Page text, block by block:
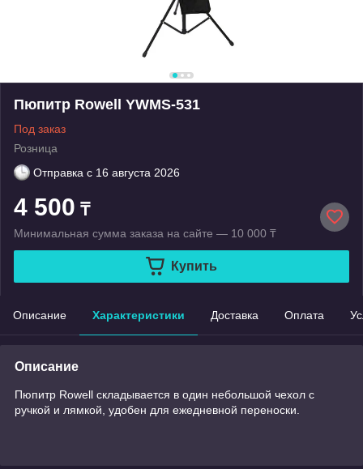
Пюпитр Rowell YWMS-531
Под заказ
Розница
Отправка с 16 августа 2026
4 500 ₸
Минимальная сумма заказа на сайте — 10 000 ₸
Купить
Описание Характеристики Доставка Оплата
Описание
Пюпитр Rowell складывается в один небольшой чехол с
ручкой и лямкой, удобен для ежедневной переноски.